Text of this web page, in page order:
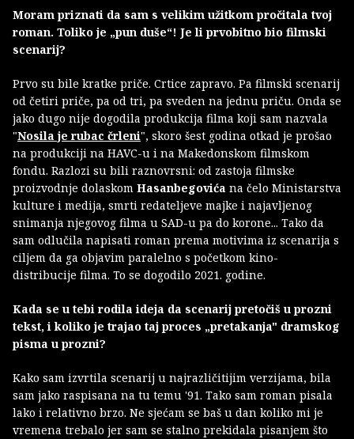
Moram priznati da sam s velikim užitkom pročitala tvoj
roman. Toliko je „pun duše“! Je li prvobitno bio filmski
scenarij?
Prvo su bile kratke priče. Crtice zapravo. Pa filmski scenarij
od četiri priče, pa od tri, pa sveden na jednu priču. Onda se
jako dugo nije dogodila produkcija filma koji sam nazvala
"Nosila je rubac črleni", skoro šest godina otkad je prošao
na produkciji na HAVC-u i na Makedonskom filmskom
fondu. Razlozi su bili raznovrsni: od zastoja filmske
proizvodnje dolaskom Hasanbegovića na čelo Ministarstva
kulture i medija, smrti redateljeve majke i najavljenog
snimanja njegovog filma u SAD-u pa do korone... Tako da
sam odlučila napisati roman prema motivima iz scenarija s
ciljem da ga objavim paralelno s početkom kino-
distribucije filma. To se dogodilo 2021. godine.
Kada se u tebi rodila ideja da scenarij pretočiš u prozni
tekst, i koliko je trajao taj proces „pretakanja" dramskog
pisma u prozni?
Kako sam izvrtila scenarij u najrazličitijim verzijama, bila
sam jako raspisana na tu temu '91. Tako sam roman pisala
lako i relativno brzo. Ne sjećam se baš u dan koliko mi je
vremena trebalo jer sam se stalno prekidala pisanjem što